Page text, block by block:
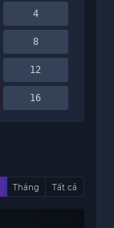
4
8
12
16
Tháng Tất cả